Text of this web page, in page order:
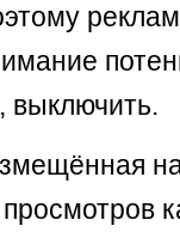
выключить.